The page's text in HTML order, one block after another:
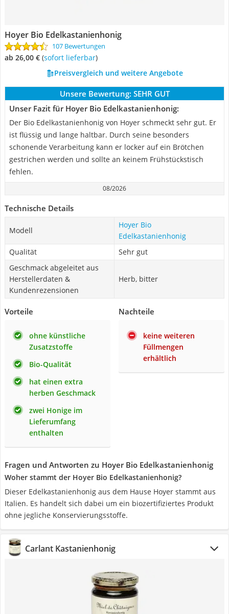
Hoyer Bio Edelkastanienhonig
107 Bewertungen
ab 26,00 € ( Sofort lieferbar)
Preisvergleich und weitere Angebote
Unsere Bewertung: SEHR GUT
Unser Fazit für Hoyer Bio Edelkastanienhonig:
Der Bio Edelkastanienhonig von Hoyer schmeckt sehr gut. Er
ist flüssig und lange haltbar. Durch seine besonders
schonende Verarbeitung kann er locker auf ein Brötchen
gestrichen werden und sollte an keinem Frühstückstisch
fehlen.
08/2026
Technische Details
Modell
Hoyer Bio
Edelkastanienhonig
Qualität
Sehr gut
Geschmack abgeleitet aus
Herstellerdaten &
Kundenrezensionen
Herb, bitter
Vorteile
ohne künstliche
Zusatzstoffe
Bio-Qualität
hat einen extra
herben Geschmack
zwei Honige im
Lieferumfang
enthalten
Nachteile
keine weiteren
Füllmengen
erhältlich
Fragen und Antworten zu Hoyer Bio Edelkastanienhonig
Woher stammt der Hoyer Bio Edelkastanienhonig?
Dieser Edelkastanienhonig aus dem Hause Hoyer stammt aus
Italien. Es handelt sich dabei um ein biozertifiziertes Produkt
ohne jegliche Konservierungsstoffe.
Carlant Kastanienhonig